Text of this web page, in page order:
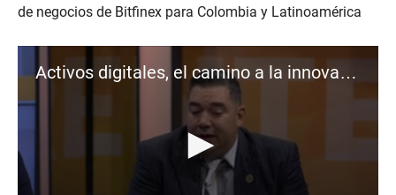
de negocios de Bitfinex para Colombia y Latinoamérica
Activos digitales, el camino a la innovación e inversión inclusiva